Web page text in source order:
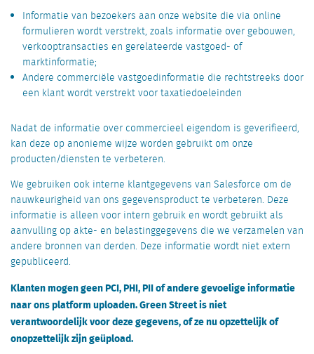
Informatie van bezoekers aan onze website die via online
formulieren wordt verstrekt, zoals informatie over gebouwen,
verkooptransacties en gerelateerde vastgoed- of
marktinformatie;
Andere commerciële vastgoedinformatie die rechtstreeks door
een klant wordt verstrekt voor taxatiedoeleinden
Nadat de informatie over commercieel eigendom is geverifieerd,
kan deze op anonieme wijze worden gebruikt om onze
producten/diensten te verbeteren.
We gebruiken ook interne klantgegevens van Salesforce om de
nauwkeurigheid van ons gegevensproduct te verbeteren. Deze
informatie is alleen voor intern gebruik en wordt gebruikt als
aanvulling op akte- en belastinggegevens die we verzamelen van
andere bronnen van derden. Deze informatie wordt niet extern
gepubliceerd.
Klanten mogen geen PCI, PHI, PII of andere gevoelige informatie
naar ons platform uploaden. Green Street is niet
verantwoordelijk voor deze gegevens, of ze nu opzettelijk of
onopzettelijk zijn geüpload.